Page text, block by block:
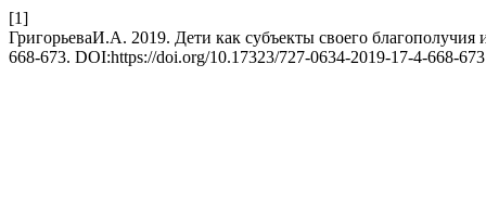
[1]
ГригорьеваИ.А. 2019. Дети как субъекты своего благополучия
668-673. DOI:https://doi.org/10.17323/727-0634-2019-17-4-668-